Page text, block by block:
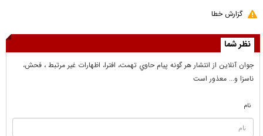
گزارش خطا
نظر شما
جوان آنلاين از انتشار هر گونه پيام حاوي تهمت، افترا، اظهارات غير مرتبط ، فحش،
ناسزا و... معذور است
نام